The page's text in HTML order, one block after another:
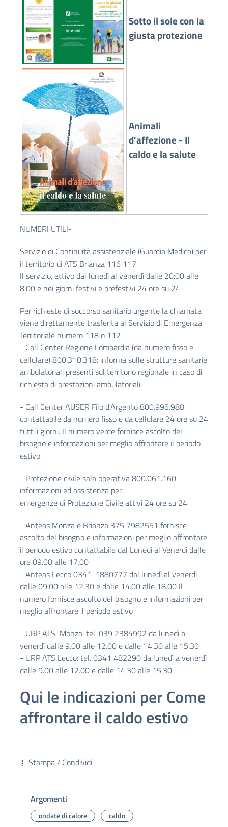
Sotto il sole con la
giusta protezione
Animali
d'affezione - Il
caldo e la salute
NUMERI UTILI-
Servizio di Continuità assistenziale (Guardia Medica) per
il territorio di ATS Brianza 116 117
Il servizio, attivo dal lunedì al venerdì dalle 20:00 alle
8:00 e nei giorni festivi e prefestivi 24 ore su 24
Per richieste di soccorso sanitario urgente la chiamata
viene direttamente trasferita al Servizio di Emergenza
Territoriale numero 118 o 112
- Call Center Regione Lombardia (da numero fisso e
cellulare) 800.318.318: informa sulle strutture sanitarie
ambulatoriali presenti sul territorio regionale in caso di
richiesta di prestazioni ambulatoriali.
- Call Center AUSER Filo d’Argento 800.995.988
contattabile da numero fisso e da cellulare 24 ore su 24
tutti i giorni. Il numero verde fornisce ascolto del
bisogno e informazioni per meglio affrontare il periodo
estivo.
- Protezione civile sala operativa 800.061.160
informazioni ed assistenza per
emergenze di Protezione Civile attivi 24 ore su 24
- Anteas Monza e Brianza 375 7982551 fornisce
ascolto del bisogno e informazioni per meglio affrontare
il periodo estivo contattabile dal Lunedi al Venerdì dalle
ore 09.00 alle 17.00
- Anteas Lecco 0341-1880777 dal lunedì al venerdì
dalle 09.00 alle 12.30 e dalle 14.00 alle 18.00 Il
numero fornisce ascolto del bisogno e informazioni per
meglio affrontare il periodo estivo
- URP ATS Monza: tel. 039 2384992 da lunedì a
venerdì dalle 9.00 alle 12.00 e dalle 14.30 alle 15.30
- URP ATS Lecco: tel. 0341 482290 da lunedì a venerdì
dalle 9.00 alle 12.00 e dalle 14.30 alle 15.30
Qui le indicazioni per Come
affrontare il caldo estivo
Stampa / Condividi
Argomenti
ondate di calore caldo